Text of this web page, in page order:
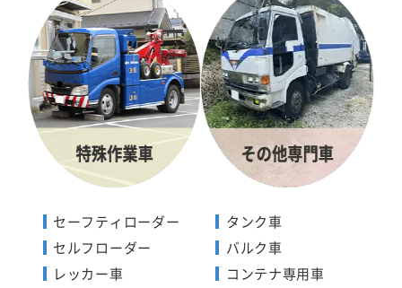
セーフティローダー
セルフローダー
レッカー車
タンク車
バルク車
コンテナ専用車